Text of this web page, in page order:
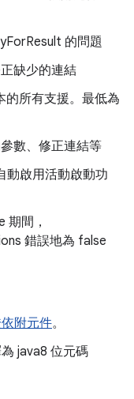
的問題
缺少的連結
的所有支援。最低為
數、修正連結等
動啟用活動啟動功
間，
錯誤地為 false
附元件。
java8 位元碼